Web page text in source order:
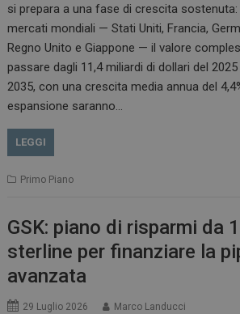
si prepara a una fase di crescita
mercati mondiali — Stati Uniti, Francia,
Regno Unito e Giappone — il valore
passare dagli 11,4 miliardi di dollari del
2035, con una crescita media annua del
espansione saranno…
LEGGI
Primo Piano
GSK: piano di risparmi da
sterline per finanziare la
avanzata
29 Luglio 2026 Marco Landucci